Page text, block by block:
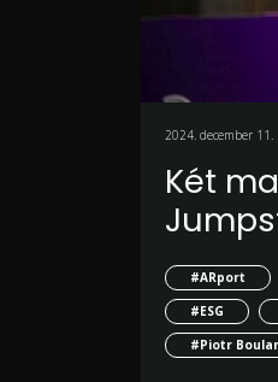
2024. december 11.
Két
#ARport
#ESG
#Piotr